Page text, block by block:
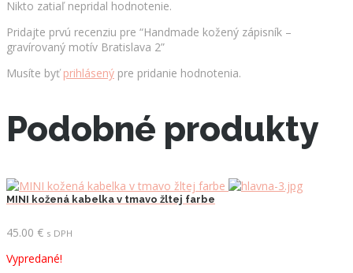
Nikto zatiaľ nepridal hodnotenie.
Pridajte prvú recenziu pre “Handmade kožený zápisník –
gravírovaný motív Bratislava 2”
Musíte byť prihlásený pre pridanie hodnotenia.
Podobné produkty
MINI kožená kabelka v tmavo žltej farbe
45.00 € s DPH
Vypredané!